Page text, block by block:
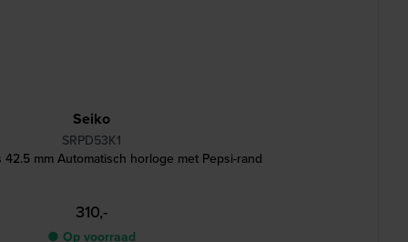
Seiko
SRPD53K1
42.5 mm Automatisch horloge met Pepsi-rand
310,-
● Op voorraad